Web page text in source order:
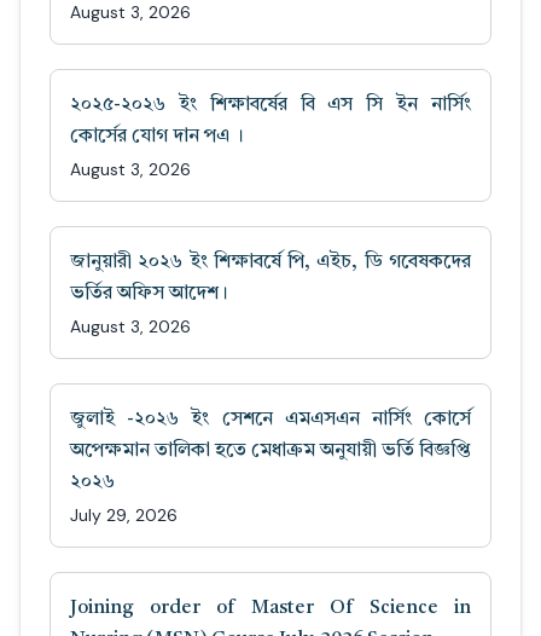
August 3, 2026
২০২৫-২০২৬ ইং শিক্ষাবর্ষের বি এস সি ইন নার্সিং
কোর্সের যোগ দান পএ ।
August 3, 2026
জানুয়ারী ২০২৬ ইং শিক্ষাবর্ষে পি, এইচ, ডি গবেষকদের
ভর্তির অফিস আদেশ।
August 3, 2026
জুলাই -২০২৬ ইং সেশনে এমএসএন নার্সিং কোর্সে
অপেক্ষমান তালিকা হতে মেধাক্রম অনুযায়ী ভর্তি বিজ্ঞপ্তি
২০২৬
July 29, 2026
Joining order of Master Of Science in